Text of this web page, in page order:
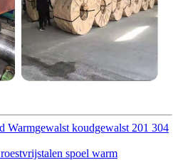
Warmgewalst koudgewalst 201 304
spoel warm